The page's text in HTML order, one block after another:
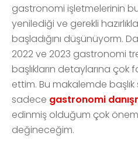
gastronomi işletmelerinin
yenilediği ve gerekli
başladığını düşünüyorm.
2022 ve 2023 gastronomi
başlıkların detaylarına
ettim. Bu makalemde başlık
sadece gastronomi
edinmiş olduğum çok
değineceğim.